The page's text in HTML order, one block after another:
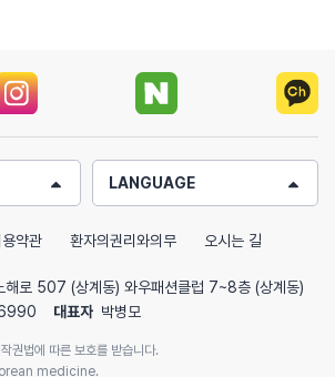
LANGUAGE
용약관 환자의권리와의무 오시는 길
로 507 (상계동) 와우패션클럽 7~8층 (상계동)
대표자 박병모
권법에 따른 보호를 받습니다.
medicine.